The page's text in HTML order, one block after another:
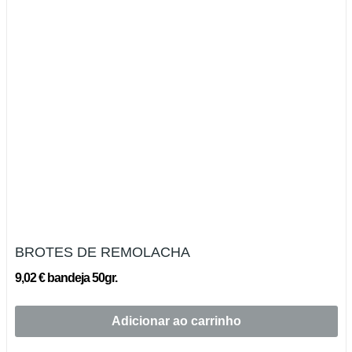
BROTES DE REMOLACHA
9,02 € bandeja 50gr.
Adicionar ao carrinho